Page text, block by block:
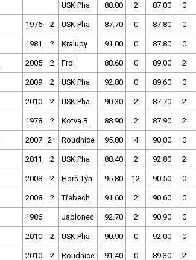
USK Pha 88.00 2 87.00 0
1976 2 USK Pha 87.70 0 87.80 0
1981 2 Kralupy 91.00 0 87.80 0
2005 2 Frol 88.60 0 89.00 2
2009 2 USK Pha 92.80 0 89.60 0
2010 2 USK Pha 90.30 2 87.70 2
1978 2 Kotva B. 88.90 2 87.90 2
2007 2+ Roudnice 95.80 4 90.00 0
2011 2 USK Pha 88.40 2 92.80 2
2008 2 Horš.Týn 95.80 12 90.50 0
2008 2 Třebech. 91.60 2 90.60 0
1986 Jablonec 92.70 2 90.90 0
2010 2 USK Pha 90.90 0 92.00 0
2010 2 Roudnice 91.40 0 89.30 2